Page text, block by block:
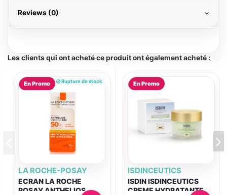
Reviews (0)
Les clients qui ont acheté ce produit ont également acheté :
En Promo Rupture de stock
LA ROCHE-POSAY
ECRAN LA ROCHE
POSAY ANTHELIOS
En Promo
ISDINCEUTICS
ISDIN ISDINCEUTICS
CREME HYDRATANTE